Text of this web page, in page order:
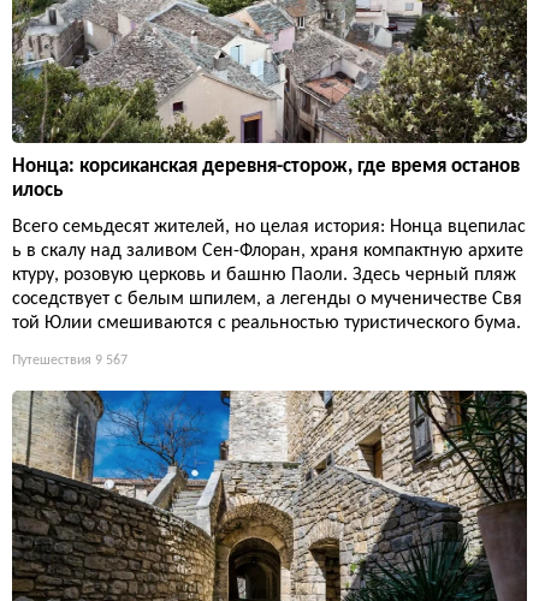
Нонца: корсиканская деревня-сторож, где время останов
илось
Всего семьдесят жителей, но целая история: Нонца вцепилас
ь в скалу над заливом Сен-Флоран, храня компактную архите
ктуру, розовую церковь и башню Паоли. Здесь черный пляж
соседствует с белым шпилем, а легенды о мученичестве Свя
той Юлии смешиваются с реальностью туристического бума.
Путешествия 9 567